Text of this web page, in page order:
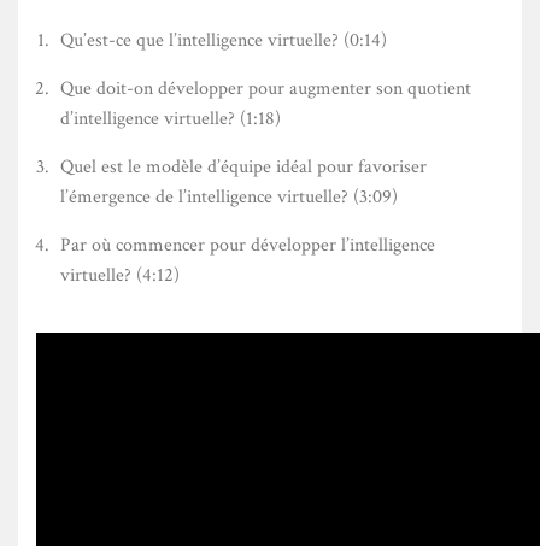
Qu’est-ce que l’intelligence virtuelle? (0:14)
Que doit-on développer pour augmenter son quotient
d’intelligence virtuelle? (1:18)
Quel est le modèle d’équipe idéal pour favoriser
l’émergence de l’intelligence virtuelle? (3:09)
Par où commencer pour développer l’intelligence
virtuelle? (4:12)